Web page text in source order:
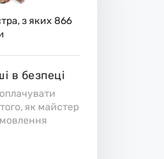
з яких866
в безпеці
як майстер